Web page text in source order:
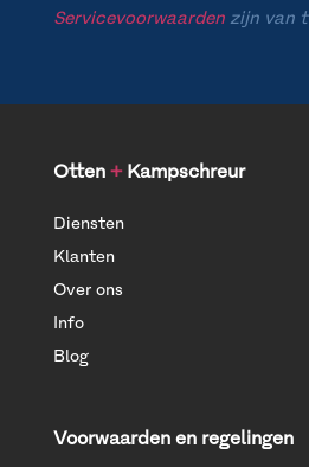
Servicevoorwaardenzijn van
Otten +Kampschreur
Diensten
Klanten
Over ons
Info
Blog
Voorwaarden en regelingen